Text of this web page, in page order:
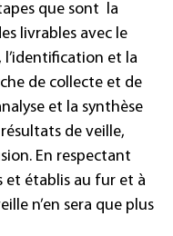
que sont la
livrables avec le
l’identification et la
de collecte et de
et la synthèse
de veille,
En respectant
et établis au fur et à
n’en sera que plus